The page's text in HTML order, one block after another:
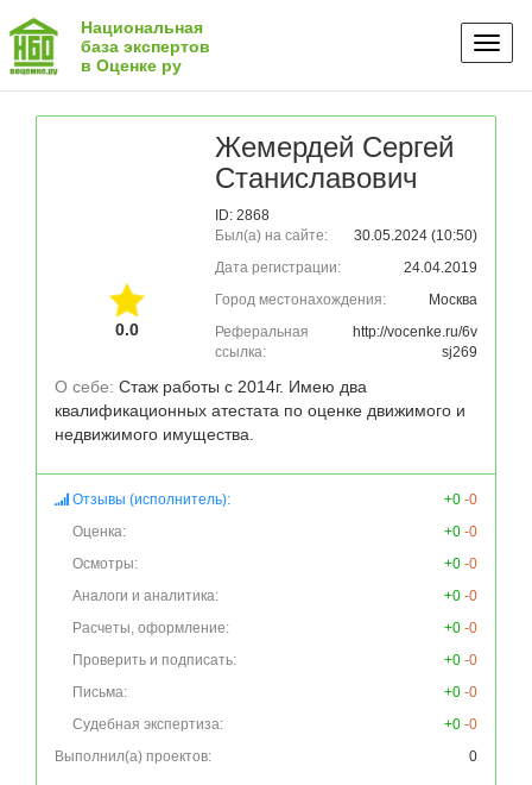
Национальная
база экспертов
в Оценке ру
0.0
Жемердей Сергей
Станиславович
ID: 2868
Был(а) на сайте:
30.05.2024 (10:50)
Дата регистрации:
24.04.2019
Город местонахождения:
Москва
Реферальная
ссылка:
http://vocenke.ru/6v
sj269
О себе: Стаж работы с 2014г. Имею два
квалификационных атестата по оценке движимого и
недвижимого имущества.
Отзывы (исполнитель): +0 -0
Оценка:
+0 -0
Осмотры:
+0 -0
Аналоги и аналитика:
+0 -0
Расчеты, оформление:
+0 -0
Проверить и подписать:
+0 -0
Письма:
+0 -0
Судебная экспертиза:
+0 -0
Выполнил(а) проектов:
0